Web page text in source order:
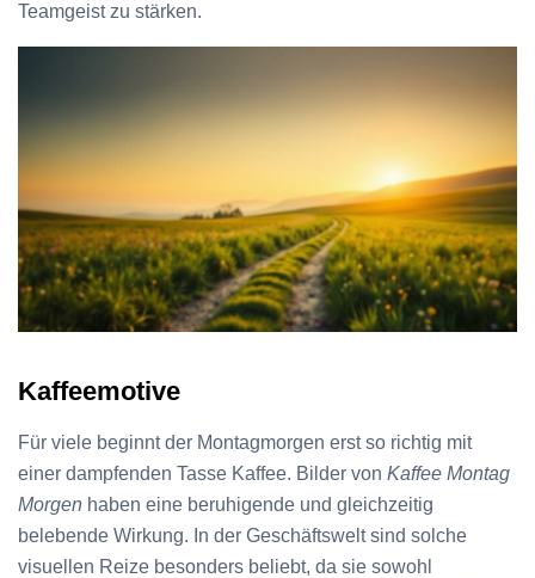
Teamgeist zu stärken.
Kaffeemotive
Für viele beginnt der Montagmorgen erst so richtig mit
einer dampfenden Tasse Kaffee. Bilder von Kaffee Montag
Morgen haben eine beruhigende und gleichzeitig
belebende Wirkung. In der Geschäftswelt sind solche
visuellen Reize besonders beliebt, da sie sowohl